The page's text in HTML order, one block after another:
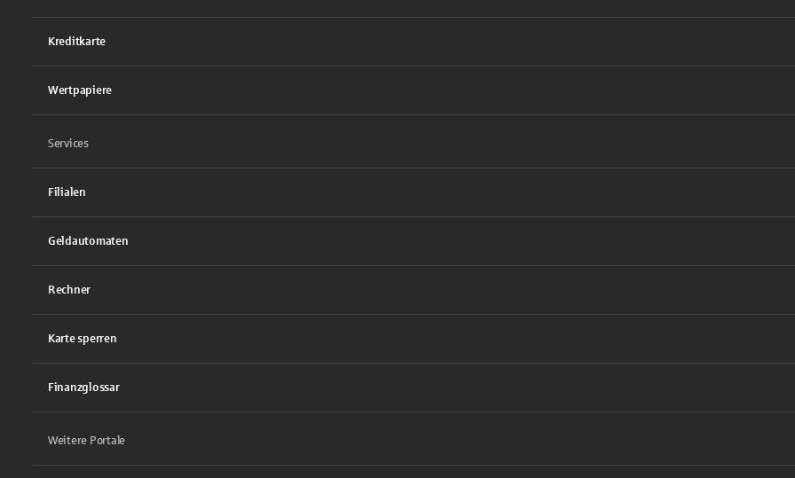
Kreditkarte
Wertpapiere
Services
Filialen
Geldautomaten
Rechner
Karte sperren
Finanzglossar
Weitere Portale